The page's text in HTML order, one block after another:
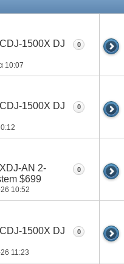
1500X DJ
10:07
0
1500X DJ
0
AN 2-
$699
10:52
0
1500X DJ
11:23
0